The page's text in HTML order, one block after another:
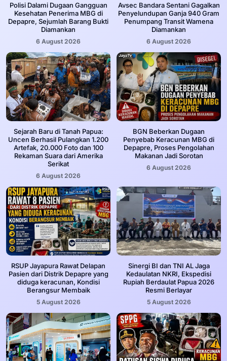
‎Polisi Dalami Dugaan Gangguan
Kesehatan Penerima MBG di
Depapre, Sejumlah Barang Bukti
Diamankan
6 August 2026
Avsec Bandara Sentani Gagalkan
Penyelundupan Ganja 940 Gram
Penumpang Transit Wamena
Diamankan
6 August 2026
Sejarah Baru di Tanah Papua:
Uncen Berhasil Pulangkan 1.200
Artefak, 20.000 Foto dan 100
Rekaman Suara dari Amerika
Serikat
6 August 2026
BGN Beberkan Dugaan
Penyebab Keracunan MBG di
Depapre, Proses Pengolahan
Makanan Jadi Sorotan
6 August 2026
RSUP Jayapura Rawat Delapan
Pasien dari Distrik Depapre yang
diduga keracunan, Kondisi
Berangsur Membaik
5 August 2026
Sinergi BI dan TNI AL Jaga
Kedaulatan NKRI, Ekspedisi
Rupiah Berdaulat Papua 2026
Resmi Berlayar
5 August 2026